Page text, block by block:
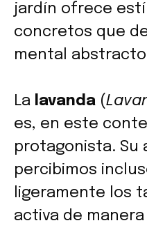
jardín ofrece
concretos que
mental
La lavanda (
es, en este
protagonista. Su
percibimos
ligeramente los
activa de